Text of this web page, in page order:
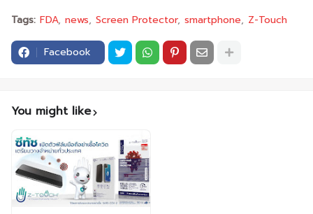
Tags: FDA news Screen Protector smartphone Z-Touch
Facebook
You might like